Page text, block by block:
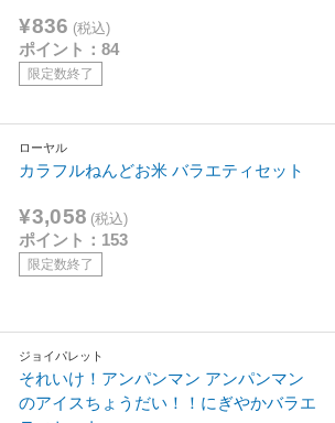
¥836 (税込)
ポイント：84
限定数終了
ローヤル
カラフルねんどお米 バラエティセット
¥3,058 (税込)
ポイント：153
限定数終了
ジョイパレット
それいけ！アンパンマン アンパンマン
のアイスちょうだい！！にぎやかバラエ